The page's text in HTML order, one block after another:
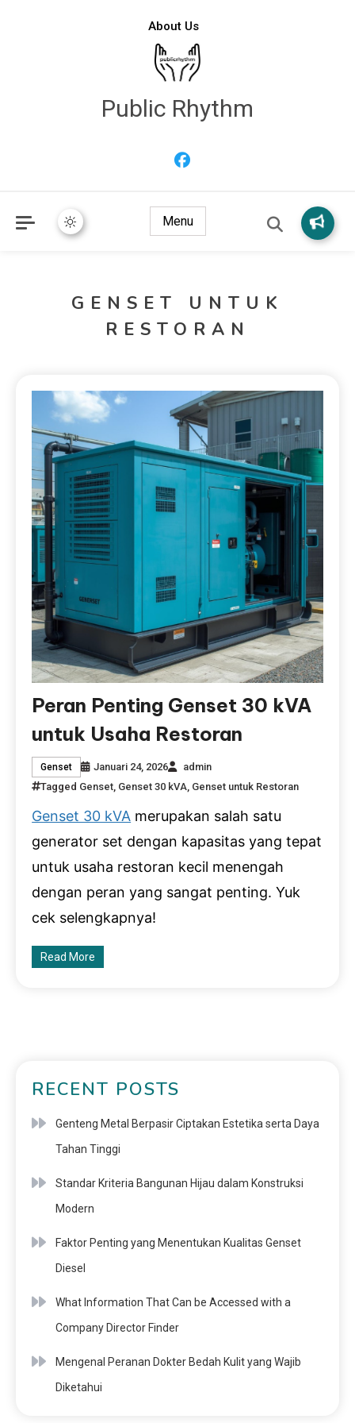
About Us
Public Rhythm
Menu
GENSET UNTUK
RESTORAN
Peran Penting Genset 30 kVA
untuk Usaha Restoran
Genset Januari 24, 2026
admin
Tagged Genset, Genset 30 kVA, Genset untuk Restoran
Genset 30 kVA merupakan salah satu
generator set dengan kapasitas yang tepat
untuk usaha restoran kecil menengah
dengan peran yang sangat penting. Yuk
cek selengkapnya!
Read More
RECENT POSTS
Genteng Metal Berpasir Ciptakan Estetika serta Daya
Tahan Tinggi
Standar Kriteria Bangunan Hijau dalam Konstruksi
Modern
Faktor Penting yang Menentukan Kualitas Genset
Diesel
What Information That Can be Accessed with a
Company Director Finder
Mengenal Peranan Dokter Bedah Kulit yang Wajib
Diketahui